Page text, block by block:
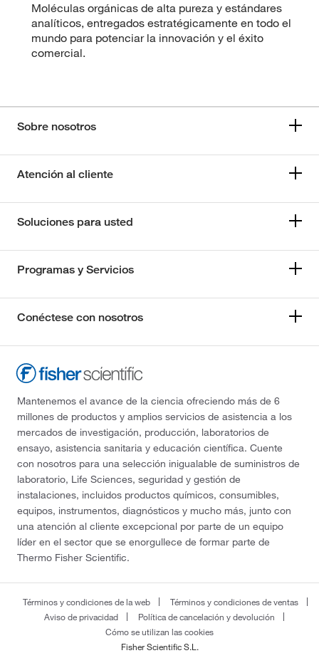
Moléculas orgánicas de alta pureza y estándares
analíticos, entregados estratégicamente en todo el
mundo para potenciar la innovación y el éxito
comercial.
Sobre nosotros
Atención al cliente
Soluciones para usted
Programas y Servicios
Conéctese con nosotros
Mantenemos el avance de la ciencia ofreciendo más de 6
millones de productos y amplios servicios de asistencia a los
mercados de investigación, producción, laboratorios de
ensayo, asistencia sanitaria y educación científica. Cuente
con nosotros para una selección inigualable de suministros de
laboratorio, Life Sciences, seguridad y gestión de
instalaciones, incluidos productos químicos, consumibles,
equipos, instrumentos, diagnósticos y mucho más, junto con
una atención al cliente excepcional por parte de un equipo
líder en el sector que se enorgullece de formar parte de
Thermo Fisher Scientific.
Términos y condiciones de la web
Términos y condiciones de ventas
Aviso de privacidad
Política de cancelación y devolución
Cómo se utilizan las cookies
Fisher Scientific S.L.